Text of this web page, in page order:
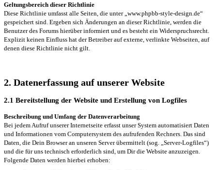
Geltungsbereich dieser Richtlinie
Diese Richtlinie umfasst alle Seiten, die unter „www.phpbb-style-design.de“
gespeichert sind. Ergeben sich Änderungen an dieser Richtlinie, werden die
Benutzer des Forums hierüber informiert und es besteht ein Widerspruchsrecht.
Explizit keinen Einfluss hat der Betreiber auf externe, verlinkte Webseiten, auf
denen diese Richtlinie nicht gilt.
2. Datenerfassung auf unserer Website
2.1 Bereitstellung der Website und Erstellung von Logfiles
Beschreibung und Umfang der Datenverarbeitung
Bei jedem Aufruf unserer Internetseite erfasst unser System automatisiert Daten
und Informationen vom Computersystem des aufrufenden Rechners. Das sind
Daten, die Dein Browser an unseren Server übermittelt (sog. „Server-Logfiles“)
und die für uns technisch erforderlich sind, um Dir die Website anzuzeigen.
Folgende Daten werden hierbei erhoben: